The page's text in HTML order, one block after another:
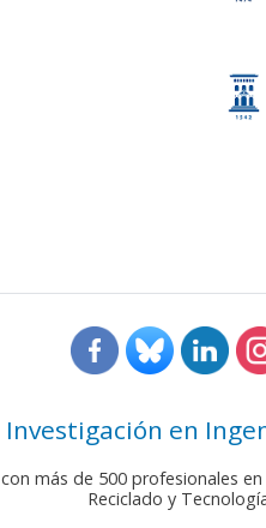
en
más de 500 profesionales
Reciclado y